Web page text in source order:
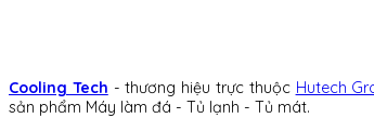
Cooling Tech - thương hiệu trực thuộc Hutech
sản phẩm Máy làm đá - Tủ lạnh - Tủ mát.